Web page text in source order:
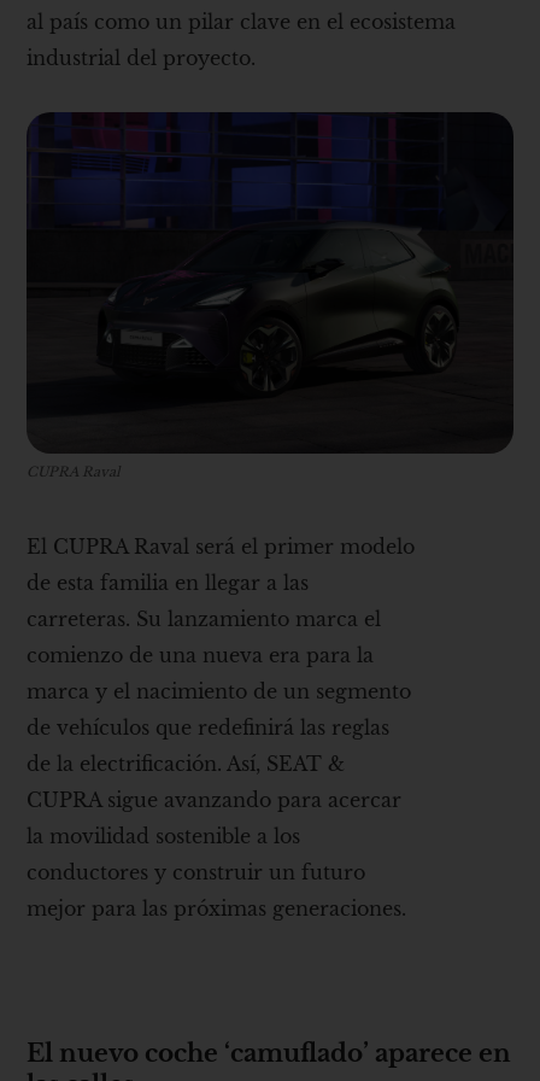
al país como un pilar clave en el ecosistema
industrial del proyecto.
El CUPRA Raval será el primer modelo
de esta familia en llegar a las
carreteras. Su lanzamiento marca el
comienzo de una nueva era para la
marca y el nacimiento de un segmento
de vehículos que redefinirá las reglas
de la electrificación. Así, SEAT &
CUPRA sigue avanzando para acercar
la movilidad sostenible a los
conductores y construir un futuro
mejor para las próximas generaciones.
CUPRA Raval
El nuevo coche ‘camuflado’ aparece en